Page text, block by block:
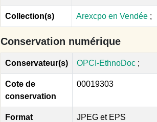
Collection(s) Arexcpo en Vendée ;
Conservation numérique
Conservateur(s) OPCI-EthnoDoc ;
Cote de
conservation
00019303
Format
JPEG et EPS